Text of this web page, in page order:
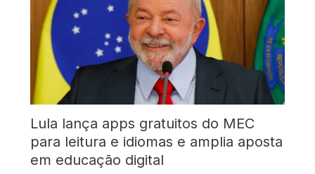
Lula lança apps gratuitos do MEC
para leitura e idiomas e amplia aposta
em educação digital